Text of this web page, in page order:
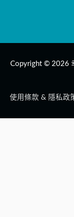
Copyright © 2026
使用條款 & 隱私政